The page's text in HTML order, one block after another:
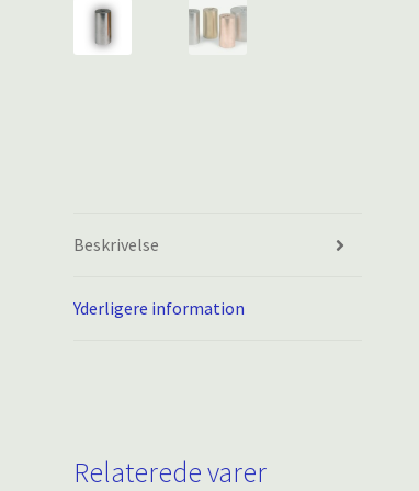
Beskrivelse
Yderligere information
Relaterede varer